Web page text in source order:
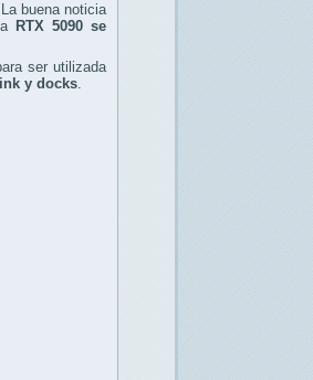
buena noticia
RTX 5090 se
ser utilizada
y docks